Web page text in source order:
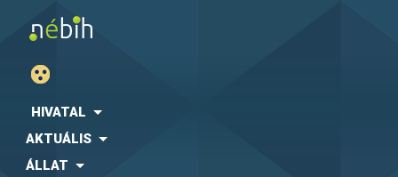
HIVATAL
AKTUÁLIS
ÁLLAT